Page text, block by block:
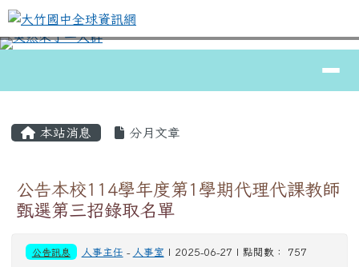
跳至主內容區
大竹國中全球資訊網
⏸
本站消息 分月文章
公告本校114學年度第1學期代理代課教師
甄選第三招錄取名單
公告訊息 人事主任 - 人事室 | 2025-06-27 | 點閱數： 757